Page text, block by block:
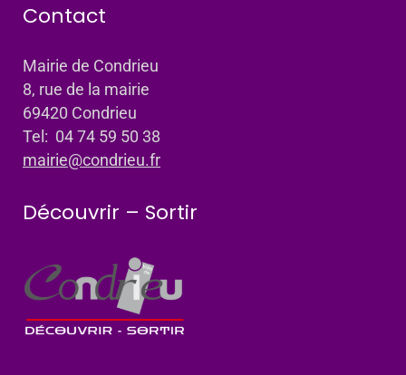
Contact
Mairie de Condrieu
8, rue de la mairie
69420 Condrieu
Tel: 04 74 59 50 38
mairie@condrieu.fr
Découvrir – Sortir